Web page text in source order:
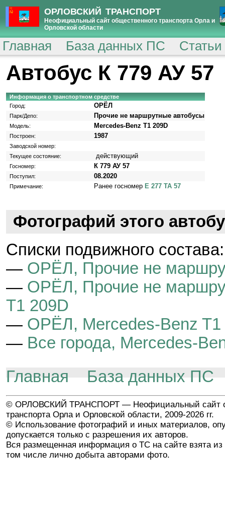
ОРЛОВСКИЙ ТРАНСПОРТ
Неофициальный сайт общественного транспорта Орла и
Орловской области
Главная База данных ПС
Автобус К 779 АУ 57
Информация о транспортном средстве
Город:
ОРЁЛ
Парк/Депо: Прочие не маршрутные автобусы
Модель: Mercedes-Benz T1 209D
Построен: 1987
Заводской номер:
Текущее состояние:
действующий
Госномер: К 779 АУ 57
Поступил: 08.2020
Примечание: Ранее госномер Е 277 ТА 57
Фотографий этого
Cписки подвижного состава:
— ОРЁЛ, Прочие не
— ОРЁЛ, Прочие не
T1 209D
— ОРЁЛ, Mercedes-Benz T1
— Все города, Mercedes-
Главная
База данных ПС
© ОРЛОВСКИЙ ТРАНСПОРТ — Неофициальный сайт
транспорта Орла и Орловской области, 2009-2026 гг.
© Использование фотографий и иных материалов,
допускается только с разрешения их авторов.
Вся размещенная информация о ТС на сайте взята из
том числе лично добыта авторами фото.